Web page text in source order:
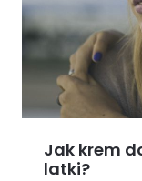
Jak krem
latki?